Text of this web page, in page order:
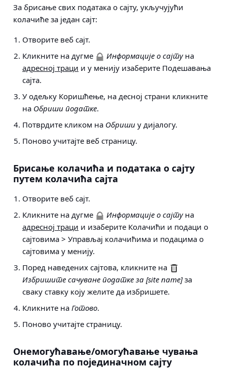
За брисање свих података о сајту, укључујући
колачиће за један сајт:
Отворите веб сајт.
Кликните на дугме
Информације о сајтуна
адресној траци и у менију изаберите Подешавања
сајта.
У одељку Коришћење, на десној страни кликните
на Обриши податке.
Потврдите кликом на Обриши у дијалогу.
Поново учитајте веб страницу.
Брисање колачића и података о сајту
путем колачића сајта
Отворите веб сајт.
Кликните на дугме
Информације о сајтуна
адресној траци и изаберите Колачићи и подаци о
сајтовима > Управљај колачићима и подацима о
сајтовима у менију.
Поред наведених сајтова, кликните на
Избришите сачуване податке за [site name]за
сваку ставку коју желите да избришете.
Кликните на Готово.
Поново учитајте страницу.
Онемогућавање/омогућавање чувања
колачића по појединачном сајту